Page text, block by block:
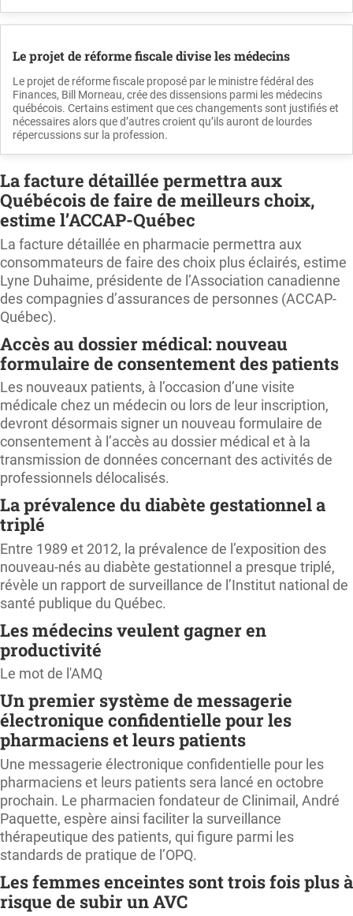
Le projet de réforme fiscale divise les médecins
Le projet de réforme fiscale proposé par le ministre fédéral des
Finances, Bill Morneau, crée des dissensions parmi les médecins
québécois. Certains estiment que ces changements sont justifiés et
nécessaires alors que d’autres croient qu’ils auront de lourdes
répercussions sur la profession.
La facture détaillée permettra aux
Québécois de faire de meilleurs choix,
estime l’ACCAP-Québec
La facture détaillée en pharmacie permettra aux
consommateurs de faire des choix plus éclairés, estime
Lyne Duhaime, présidente de l’Association canadienne
des compagnies d’assurances de personnes (ACCAP-
Québec).
Accès au dossier médical: nouveau
formulaire de consentement des patients
Les nouveaux patients, à l’occasion d’une visite
médicale chez un médecin ou lors de leur inscription,
devront désormais signer un nouveau formulaire de
consentement à l’accès au dossier médical et à la
transmission de données concernant des activités de
professionnels délocalisés.
La prévalence du diabète gestationnel a
triplé
Entre 1989 et 2012, la prévalence de l’exposition des
nouveau-nés au diabète gestationnel a presque triplé,
révèle un rapport de surveillance de l’Institut national de
santé publique du Québec.
Les médecins veulent gagner en
productivité
Le mot de l'AMQ
Un premier système de messagerie
électronique confidentielle pour les
pharmaciens et leurs patients
Une messagerie électronique confidentielle pour les
pharmaciens et leurs patients sera lancé en octobre
prochain. Le pharmacien fondateur de Clinimail, André
Paquette, espère ainsi faciliter la surveillance
thérapeutique des patients, qui figure parmi les
standards de pratique de l’OPQ.
Les femmes enceintes sont trois fois plus à
risque de subir un AVC